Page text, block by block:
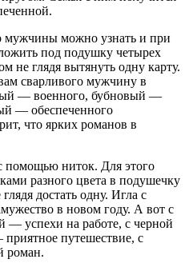
мужчины можно узнать и при
под подушку четырех
не глядя вытянуть одну карту.
сварливого мужчину в
— военного, бубновый —
— обеспеченного
что ярких романов в
помощью ниток. Для этого
разного цвета в подушечку
достать одну. Игла с
в новом году. А вот с
— успехи на работе, с черной
путешествие, с
роман.